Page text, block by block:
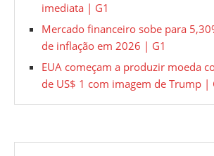
imediata | G1
Mercado financeiro sobe para
de inflação em 2026 | G1
EUA começam a produzir moeda
de US$ 1 com imagem de Trump |